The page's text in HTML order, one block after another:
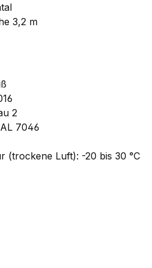
3,2 m
2
7046
(trockene Luft): -20 bis 30 °C